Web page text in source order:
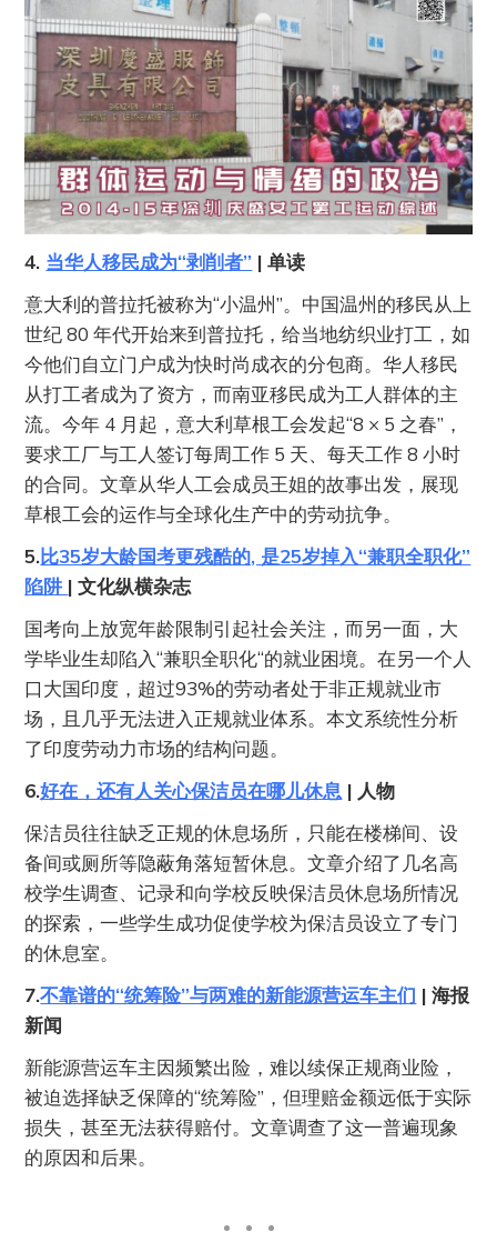
4. 当华人移民成为“剥削者” | 单读
意大利的普拉托被称为“小温州”。中国温州的移民从上
世纪 80 年代开始来到普拉托，给当地纺织业打工，如
今他们自立门户成为快时尚成衣的分包商。华人移民
从打工者成为了资方，而南亚移民成为工人群体的主
流。今年 4 月起，意大利草根工会发起“8 × 5 之春”，
要求工厂与工人签订每周工作 5 天、每天工作 8 小时
的合同。文章从华人工会成员王姐的故事出发，展现
草根工会的运作与全球化生产中的劳动抗争。
5.比35岁大龄国考更残酷的, 是25岁掉入“兼职全职化”
陷阱 | 文化纵横杂志
国考向上放宽年龄限制引起社会关注，而另一面，大
学毕业生却陷入“兼职全职化“的就业困境。在另一个人
口大国印度，超过93%的劳动者处于非正规就业市
场，且几乎无法进入正规就业体系。本文系统性分析
了印度劳动力市场的结构问题。
6.好在，还有人关心保洁员在哪儿休息 | 人物
保洁员往往缺乏正规的休息场所，只能在楼梯间、设
备间或厕所等隐蔽角落短暂休息。文章介绍了几名高
校学生调查、记录和向学校反映保洁员休息场所情况
的探索，一些学生成功促使学校为保洁员设立了专门
的休息室。
7.不靠谱的“统筹险”与两难的新能源营运车主们 | 海报
新闻
新能源营运车主因频繁出险，难以续保正规商业险，
被迫选择缺乏保障的“统筹险”，但理赔金额远低于实际
损失，甚至无法获得赔付。文章调查了这一普遍现象
的原因和后果。